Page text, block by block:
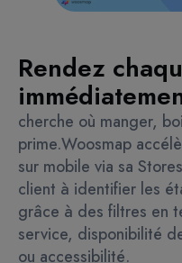
Rendez
cherche où manger,
prime.Woosmap
sur mobile via sa
client à identifier les
grâce à des filtres en
service, disponibilité
ou accessibilité.